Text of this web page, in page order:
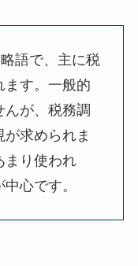
語で、主に税
ます。一般的
んが、税務調
求められま
まり使われ
心です。